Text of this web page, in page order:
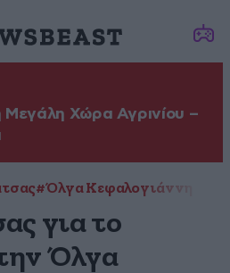
Μεγάλη Χώρα Αγρινίου –
#Όλγα Κεφαλογιάννη
για το
Όλγα